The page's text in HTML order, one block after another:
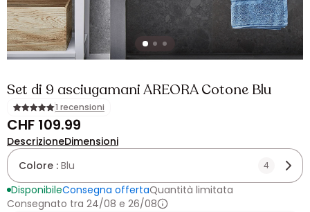
Set di 9 asciugamani AREORA Cotone Blu
1 recensioni
CHF 109.99
DescrizioneDimensioni
Colore : Blu 4
DisponibileConsegna offertaQuantità limitata
Consegnato tra 24/08 e 26/08